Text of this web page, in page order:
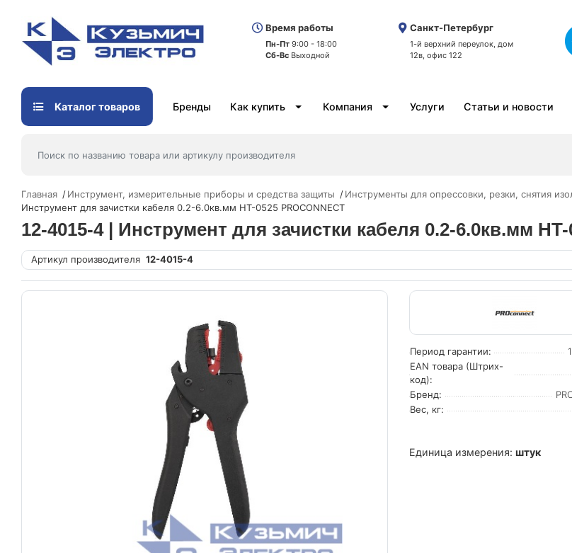
Время работы
Пн-Пт 9:00 - 18:00
Сб-Вс Выходной
Санкт-Петербург
1-й верхний переулок, дом
12в, офис 122
Каталог товаров Бренды Как купить Компания Услуги Статьи и новости
Главная Инструмент, измерительные приборы и средства защиты Инструменты для опрессовки, резки, снятия
Инструмент для зачистки кабеля 0.2-6.0кв.мм HT-0525 PROCONNECT
12-4015-4 | Инструмент для зачистки кабеля 0.2-6.0кв.мм
Артикул производителя 12-4015-4
Период гарантии:
EAN товара (Штрих-
код):
Бренд:
Вес, кг:
Единица измерения: штук